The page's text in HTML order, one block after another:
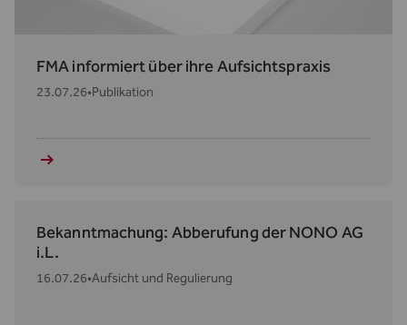
FMA informiert über ihre Aufsichtspraxis
23.07.26•Publikation
Bekanntmachung: Abberufung der NONO AG
i.L.
16.07.26•Aufsicht und Regulierung